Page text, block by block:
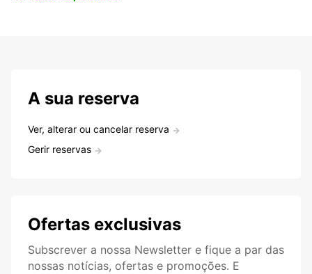
A sua reserva
Ver, alterar ou cancelar reserva
Gerir reservas
Ofertas exclusivas
Subscrever a nossa Newsletter e fique a par das
nossas notícias, ofertas e promoções. E